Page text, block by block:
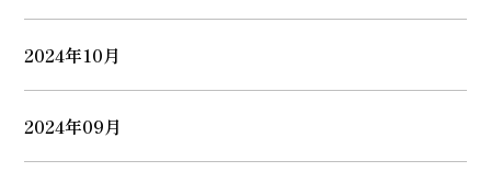
2024年10月
2024年09月